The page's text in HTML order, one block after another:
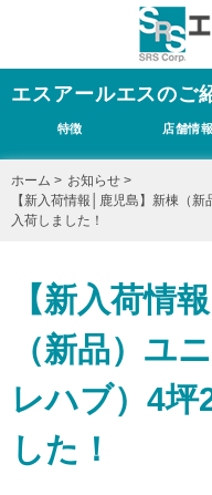
エスアールエスのご
特徴 店舗情報
ホーム > お知らせ >
【新入荷情報│鹿児島】新棟（
入荷しました！
【新入荷情
（新品）ユ
レハブ）4坪
した！